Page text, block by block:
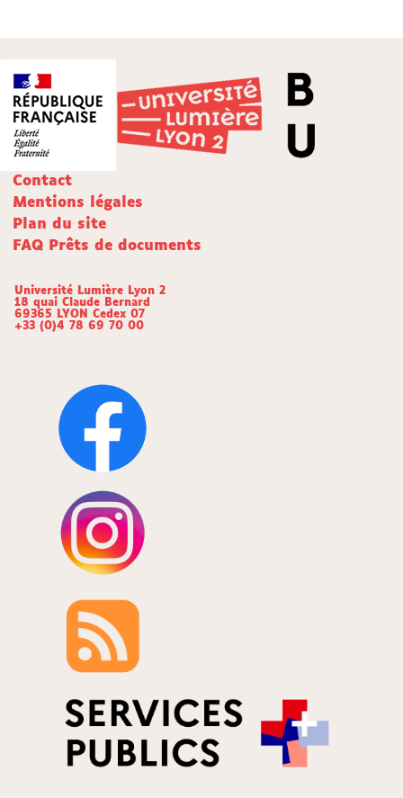
Contact
Mentions légales
Plan du site
FAQ Prêts de documents
Université Lumière Lyon 2
18 quai Claude Bernard
69365 LYON Cedex 07
+33 (0)4 78 69 70 00